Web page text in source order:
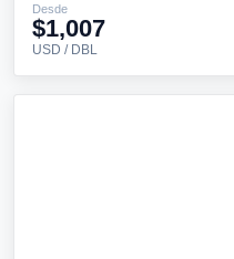
Desde
$1,007
USD / DBL